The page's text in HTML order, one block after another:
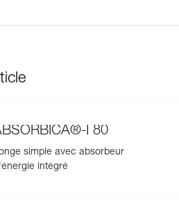
I 80
simple avec absorbeur
intégré